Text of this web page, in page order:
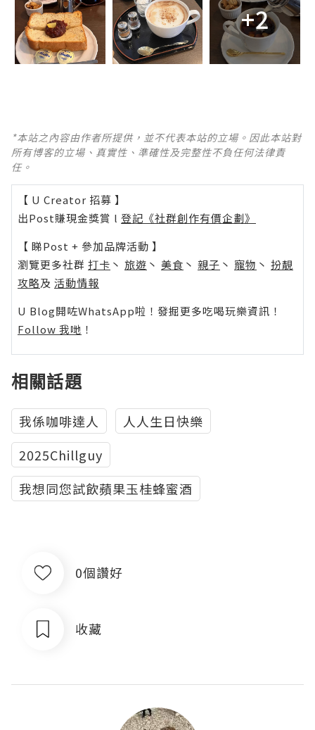
+2
*本站之內容由作者所提供，並不代表本站的立場。因此本站對
所有博客的立場、真實性、準確性及完整性不負任何法律責
任。
【 U Creator 招募 】
出Post賺現金獎賞 l 登記《社群創作有價企劃》
【 睇Post + 參加品牌活動 】
瀏覽更多社群 打卡 丶 旅遊 丶 美食 丶 親子 丶 寵物 丶 扮靚
攻略及 活動情報
U Blog開咗WhatsApp啦！發掘更多吃喝玩樂資訊！
Follow 我哋 ！
相關話題
我係咖啡達人
人人生日快樂
2025Chillguy
我想同您試飲蘋果玉桂蜂蜜酒
0個讚好
收藏